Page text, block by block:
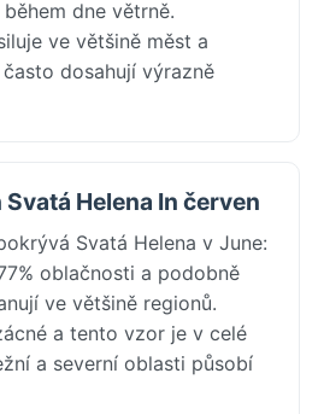
dne větrně.
ve většině měst a
dosahují výrazně
Helena In červen
Svatá Helena v June:
oblačnosti a podobně
ve většině regionů.
a tento vzor je v celé
a severní oblasti působí